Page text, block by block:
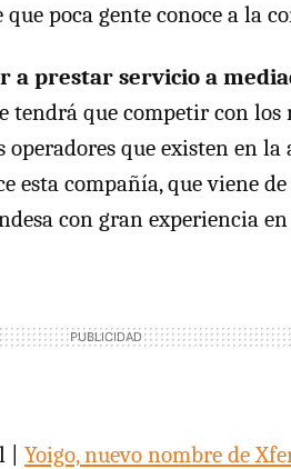
poca gente conoce a la
a prestar servicio a
tendrá que competir con los
que existen en la
esta compañía, que viene
con gran experiencia
| Yoigo, nuevo nombre de